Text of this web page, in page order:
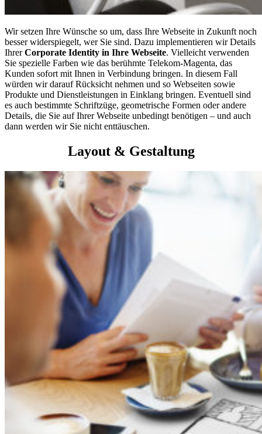
Wir setzen Ihre Wünsche so um, dass Ihre Webseite in Zukunft noch
besser widerspiegelt, wer Sie sind. Dazu implementieren wir Details
IhrerCorporate Identity in Ihre Webseite. Vielleicht verwenden
Sie spezielle Farben wie das berühmte Telekom-Magenta, das
Kunden sofort mit Ihnen in Verbindung bringen. In diesem Fall
würden wir darauf Rücksicht nehmen und so Webseiten sowie
Produkte und Dienstleistungen in Einklang bringen. Eventuell sind
es auch bestimmte Schriftzüge, geometrische Formen oder andere
Details, die Sie auf Ihrer Webseite unbedingt benötigen – und auch
dann werden wir Sie nicht enttäuschen.
Layout & Gestaltung